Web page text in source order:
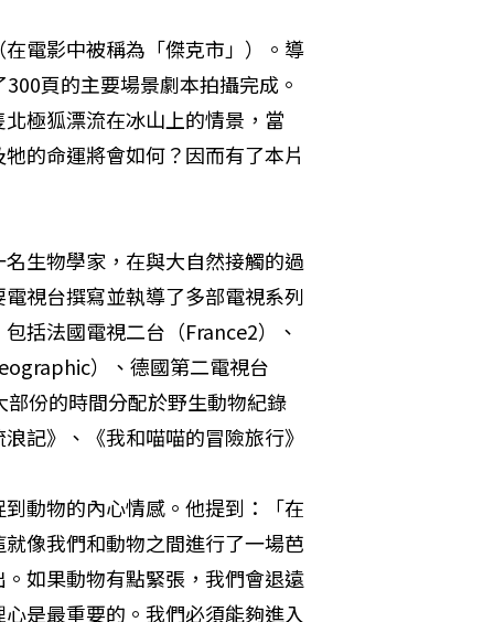
電影中被稱為「傑克市」）。導
頁的主要場景劇本拍攝完成。
極狐漂流在冰山上的情景，當
的命運將會如何？因而有了本片
生物學家，在與大自然接觸的過
視台撰寫並執導了多部電視系列
括法國電視二台（France2）、
）、德國第二電視台
份的時間分配於野生動物紀錄
記》、《我和喵喵的冒險旅行》
動物的內心情感。他提到：「在
像我們和動物之間進行了一場芭
如果動物有點緊張，我們會退遠
是最重要的。我們必須能夠進入